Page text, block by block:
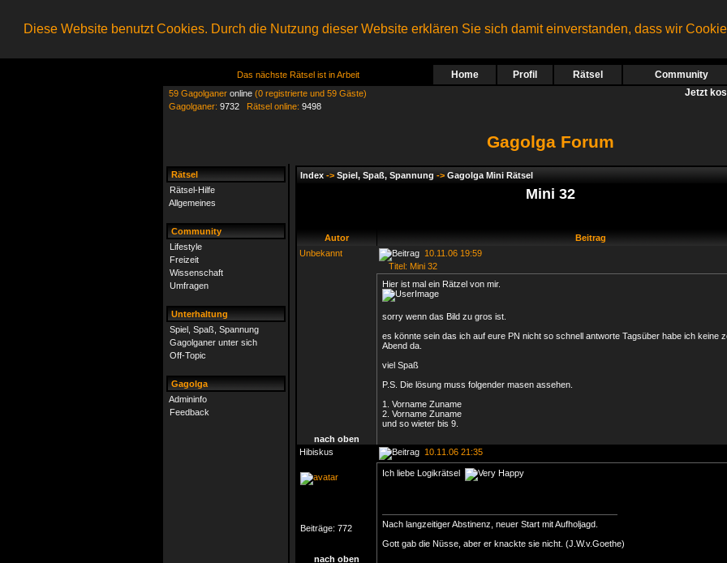
Diese Website benutzt Cookies. Durch die Nutzung dieser Website erklären Sie sich damit einverstanden, dass wir
Das nächste Rätsel ist in Arbeit Home Profil Rätsel Community
59 Gagolganer online (0 registrierte und 59 Gäste)
Gagolganer: 9732 Rätsel online: 9498
Jetzt
Gagolga Forum
Rätsel
Rätsel-Hilfe
Allgemeines
Community
Lifestyle
Freizeit
Wissenschaft
Umfragen
Unterhaltung
Spiel, Spaß, Spannung
Gagolganer unter sich
Off-Topic
Gagolga
Admininfo
Feedback
Index -> Spiel, Spaß, Spannung -> Gagolga Mini Rätsel
Mini 32
Autor
Beitrag
Unbekannt
10.11.06 19:59
Titel: Mini 32
Hier ist mal ein Rätzel von mir.
sorry wenn das Bild zu gros ist.
es könnte sein das ich auf eure PN nicht so schnell antworte Tagsüber habe ich keine
Abend da.
viel Spaß
P.S. Die lösung muss folgender masen assehen.
1. Vorname Zuname
2. Vorname Zuname
und so wieter bis 9.
nach oben
Hibiskus
10.11.06 21:35
Beiträge: 772
Ich liebe Logikrätsel
Nach langzeitiger Abstinenz, neuer Start mit Aufholjagd.
Gott gab die Nüsse, aber er knackte sie nicht. (J.W.v.Goethe)
nach oben